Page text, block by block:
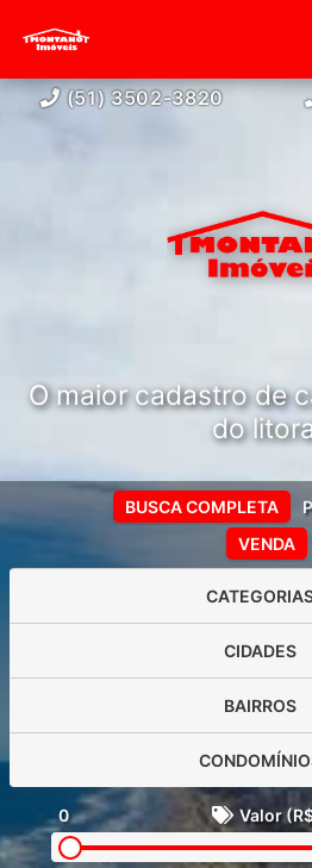
(51) 3502-3820
O maior cadastro de
do
VENDA
BUSCA COMPLETA
CIDADES
BAIRROS
0 Valor